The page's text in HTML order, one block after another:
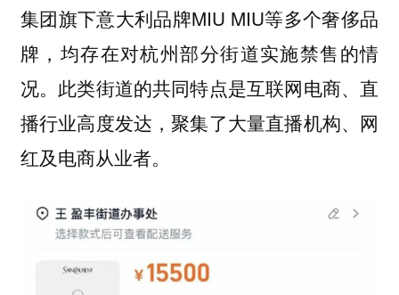
集团旗下意大利品牌MIU MIU等多个奢侈品
牌，均存在对杭州部分街道实施禁售的情
况。此类街道的共同特点是互联网电商、直
播行业高度发达，聚集了大量直播机构、网
红及电商从业者。